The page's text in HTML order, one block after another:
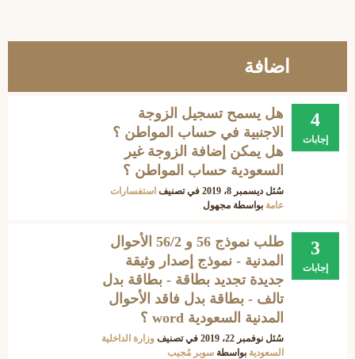
اضافة
4
إجابات
هل يسمح تسجيل الزوجة
الاجنبية في حساب المواطن ؟
هل يمكن إضافة الزوجة غير
السعودية حساب المواطن ؟
سُئل ديسمبر 8، 2019 في تصنيف استفسارات
عامة بواسطة مجهول
3
إجابات
طلب نموذج 56 و 56/2 الأحوال
المدنية - نموذج إصدار وثيقة
جديدة تجديد بطاقة - بطاقة بدل
تالف - بطاقة بدل فاقد الأحوال
المدنية السعودية word ؟
سُئل نوفمبر 22، 2019 في تصنيف وزارة الداخلية
السعودية بواسطة سوبر مُجيب